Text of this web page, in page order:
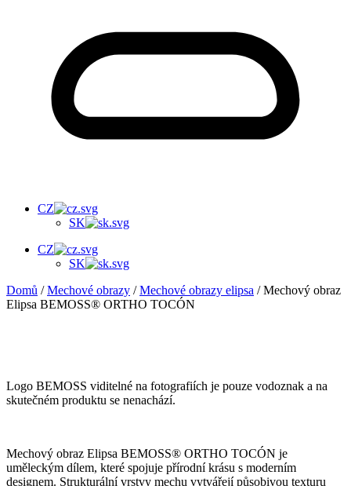
CZ
SK
CZ
SK
Domů /Mechové obrazy /Mechové obrazy elipsa / Mechový obraz
Elipsa BEMOSS® ORTHO TOCÓN
Logo BEMOSS viditelné na fotografiích je pouze vodoznak a na
skutečném produktu se nenachází.
Mechový obraz Elipsa BEMOSS® ORTHO TOCÓN je
uměleckým dílem, které spojuje přírodní krásu s moderním
designem. Strukturální vrstvy mechu vytvářejí působivou texturu